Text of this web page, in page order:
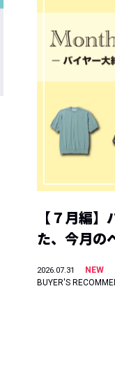
【７月編
た、今月の
2026.07.31
NEW
BUYER'S